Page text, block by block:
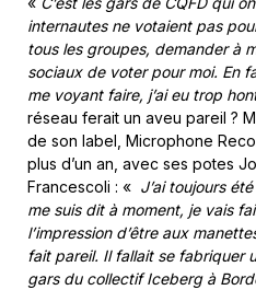
internautes ne votaient pas
tous les groupes, demander à
sociaux de voter pour moi. En
me voyant faire, j’ai eu trop
réseau ferait un aveu pareil ?
de son label, Microphone
plus d’un an, avec ses potes
Francescoli : « J’ai toujours
me suis dit à moment, je vais
l’impression d’être aux
fait pareil. Il fallait se fabriquer
gars du collectif Iceberg à